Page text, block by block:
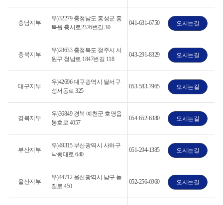
충남지부
우)32279 충청남도 홍성군 홍
북읍 충서로2376번길 30
041-631-6750 오시는길
충북지부
우)28633 충청북도 청주시 서
원구 청남로 1847번길 118
043-291-8329 오시는길
대구지부
우)42696 대구광역시 달서구
성서동로 325
053-583-7965 오시는길
경북지부
우)36849 경북 예천군 호명읍
봉호로 4057
054-652-6380 오시는길
부산지부
우)49315 부산광역시 사하구
낙동대로 640
051-294-1385 오시는길
울산지부
우)44712 울산광역시 남구 돋
질로 450
052-256-6960 오시는길